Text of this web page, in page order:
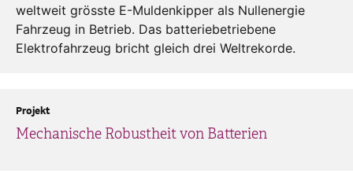
weltweit grösste E-Muldenkipper als Nullenergie
Fahrzeug in Betrieb. Das batteriebetriebene
Elektrofahrzeug bricht gleich drei Weltrekorde.
Mechanische Robustheit von Batterien
Projekt